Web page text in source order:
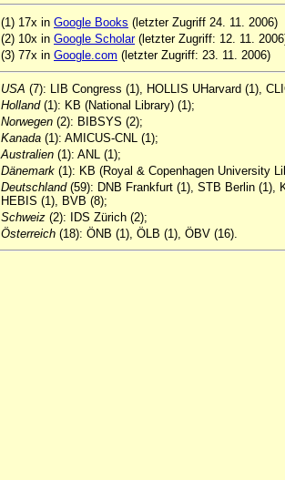
(1) 17x in Google Books (letzter Zugriff 24. 11. 2006)
(2) 10x in Google Scholar(letzter Zugriff: 12. 11.
(3) 77x in Google.com (letzter Zugriff: 23. 11. 2006)
USA (7): LIB Congress (1), HOLLIS UHarvard (1),
Holland(1): KB (National Library) (1);
Norwegen (2): BIBSYS (2);
Kanada (1): AMICUS-CNL (1);
Australien (1): ANL (1);
Dänemark (1): KB (Royal & Copenhagen University
Deutschland(59): DNB Frankfurt (1), STB Berlin (1),
HEBIS (1), BVB (8);
Schweiz (2): IDS Zürich (2);
Österreich (18): ÖNB (1), ÖLB (1), ÖBV (16).